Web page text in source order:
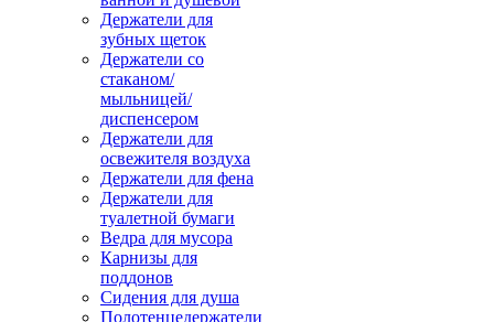
Держатели для
зубных щеток
Держатели со
стаканом/
мыльницей/
диспенсером
Держатели для
освежителя воздуха
Держатели для фена
Держатели для
туалетной бумаги
Ведра для мусора
Карнизы для
поддонов
Сидения для душа
Полотенцедержатели